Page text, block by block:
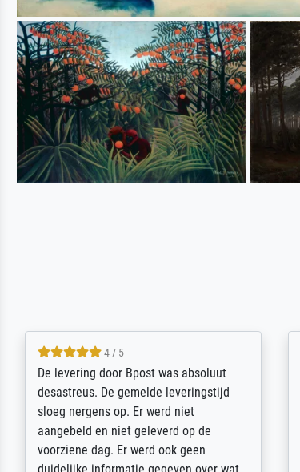
5 / 5
Sehr gute Qualität des Leinwanddrucks
und des Rahmens! Unser Bild wurde
sehr sorgfältig und sicher verpackt, so
dass es unbeschadet bei uns ankam. Es
wird nicht unser letzter Meisterdruck
sein. Vielen Dank!